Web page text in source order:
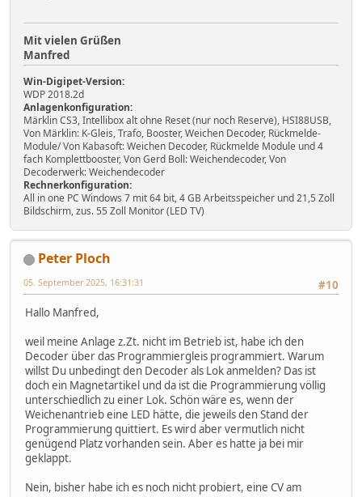
Mit vielen Grüßen
Manfred
Win-Digipet-Version:
WDP 2018.2d
Anlagenkonfiguration:
Märklin CS3, Intellibox alt ohne Reset (nur noch Reserve), HSI88USB,
Von Märklin: K-Gleis, Trafo, Booster, Weichen Decoder, Rückmelde-
Module/ Von Kabasoft: Weichen Decoder, Rückmelde Module und 4
fach Komplettbooster, Von Gerd Boll: Weichendecoder, Von
Decoderwerk: Weichendecoder
Rechnerkonfiguration:
All in one PC Windows 7 mit 64 bit, 4 GB Arbeitsspeicher und 21,5 Zoll
Bildschirm, zus. 55 Zoll Monitor (LED TV)
Peter Ploch
#10
05. September 2025, 16:31:31
Hallo Manfred,
weil meine Anlage z.Zt. nicht im Betrieb ist, habe ich den
Decoder über das Programmiergleis programmiert. Warum
willst Du unbedingt den Decoder als Lok anmelden? Das ist
doch ein Magnetartikel und da ist die Programmierung völlig
unterschiedlich zu einer Lok. Schön wäre es, wenn der
Weichenantrieb eine LED hätte, die jeweils den Stand der
Programmierung quittiert. Es wird aber vermutlich nicht
genügend Platz vorhanden sein. Aber es hatte ja bei mir
geklappt.
Nein, bisher habe ich es noch nicht probiert, eine CV am